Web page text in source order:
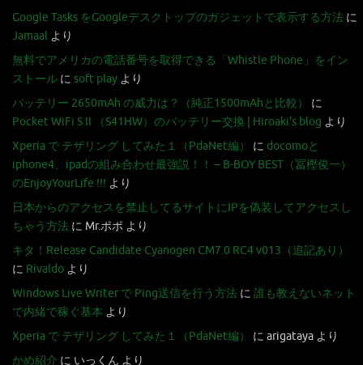
Google Tasks をGoogleデスクトップのガジェットで表示する方法 に
Jamaal より
無料でアメリカの電話番号を取得できる「Whistle Phone」をイン
ストール に soft play より
バッテリー 2650mAh の威力は？（純正1500mAhと比較）
に
Pocket WiFi S II （S41HW）のバッテリー交換 | Hiroaki's blog より
Xperia で テザリング してみた１（PdaNet編）
に docomoと
iphone4、ipadの組み合わせ最強説！！ – B-BOY BEST（冨樫俊一）
のEnjoyYourLife !!! より
日本からのアクセスを禁止してるサイトにIPを偽装してアクセスし
ちゃう方法 に Mr.ポポ より
キタ！Release Candidate Cyanogen CM7.0 RC4 v013（追記あり）
に Rivaldo より
Windows Live Writer で Ping送信を行う方法 に 誰も教えないネット
で内緒で稼ぐ基本 より
Xperia で テザリング してみた１（PdaNet編）
に arigataya より
かめ紹介 に いっくん より